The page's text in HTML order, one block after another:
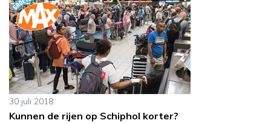
30 juli 2018
Kunnen de rijen op Schiphol korter?